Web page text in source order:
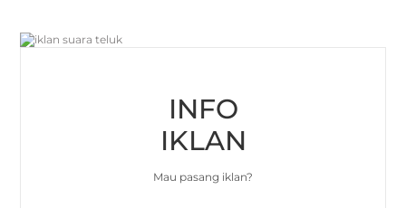
INFO
IKLAN
Mau pasang iklan?